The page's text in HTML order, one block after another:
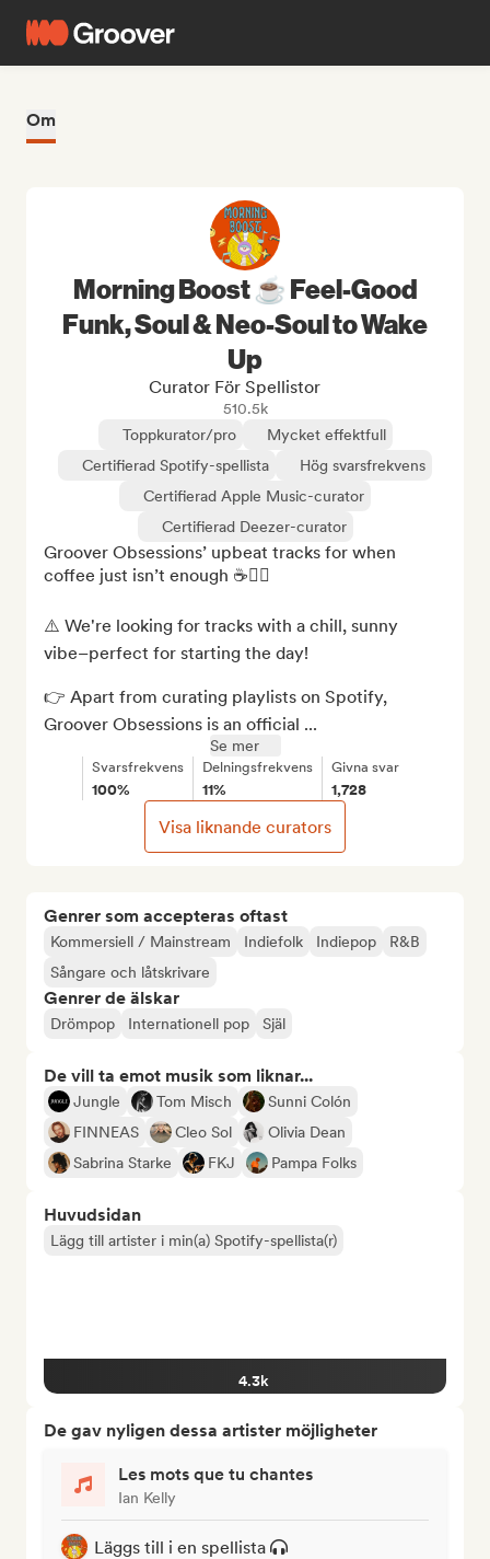
Om
Genrer som accepteras oftast
Kommersiell / Mainstream Indiefolk Indiepop
R&B
Sångare och låtskrivare
Genrer de älskar
Drömpop Internationell pop Själ
De vill ta emot musik som liknar...
Jungle Tom Misch
Sunni Colón
FINNEAS
Cleo Sol
Olivia Dean
Sabrina Starke
FKJ Pampa Folks
Huvudsidan
Lägg till artister i min(a) Spotify-spellista(r)
4.3k
De gav nyligen dessa artister möjligheter
Les mots que tu chantes
Ian Kelly
Läggs till i en spellista
Morning Boost ☕ Feel-Good
Funk, Soul & Neo-Soul to Wake
Up
Curator För Spellistor
510.5k
Toppkurator/pro
Mycket effektfull
Certifierad Spotify-spellista
Hög svarsfrekvens
Certifierad Apple Music-curator
Certifierad Deezer-curator
Groover Obsessions’ upbeat tracks for when
coffee just isn’t enough ☕️😮‍💨
⚠️ We're looking for tracks with a chill, sunny
vibe–perfect for starting the day!
👉 Apart from curating playlists on Spotify,
Groover Obsessions is an official ...
Se mer
Svarsfrekvens
100%
Delningsfrekvens
11%
Givna svar
1,728
Visa liknande curators